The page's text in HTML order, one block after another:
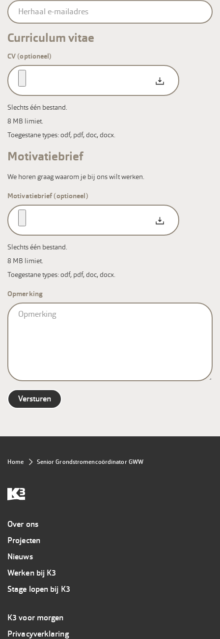
Curriculum vitae
CV (optioneel)
Slechts één bestand.
8 MB limiet.
Toegestane types: odf, pdf, doc, docx.
Motivatiebrief
We horen graag waarom je bij ons wilt werken.
Motivatiebrief (optioneel)
Slechts één bestand.
8 MB limiet.
Toegestane types: odf, pdf, doc, docx.
Opmerking
Kruimelpad
Home Senior Grondstromencoördinator GWW
Overig
Over ons
Projecten
Nieuws
Werken bij K3
Stage lopen bij K3
Footer
3
K3 voor morgen
Privacyverklaring